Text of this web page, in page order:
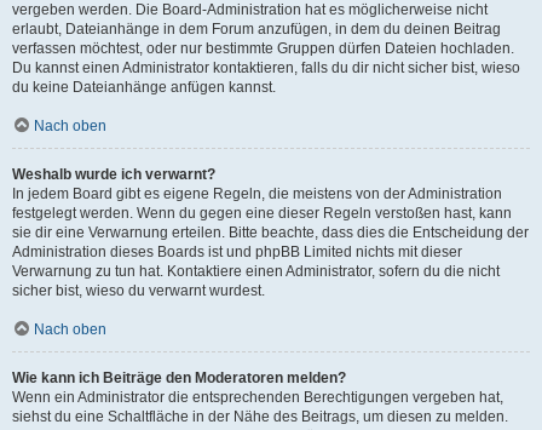
vergeben werden. Die Board-Administration hat es möglicherweise nicht
erlaubt, Dateianhänge in dem Forum anzufügen, in dem du deinen Beitrag
verfassen möchtest, oder nur bestimmte Gruppen dürfen Dateien hochladen.
Du kannst einen Administrator kontaktieren, falls du dir nicht sicher bist, wieso
du keine Dateianhänge anfügen kannst.
Nach oben
Weshalb wurde ich verwarnt?
In jedem Board gibt es eigene Regeln, die meistens von der Administration
festgelegt werden. Wenn du gegen eine dieser Regeln verstoßen hast, kann
sie dir eine Verwarnung erteilen. Bitte beachte, dass dies die Entscheidung der
Administration dieses Boards ist und phpBB Limited nichts mit dieser
Verwarnung zu tun hat. Kontaktiere einen Administrator, sofern du die nicht
sicher bist, wieso du verwarnt wurdest.
Nach oben
Wie kann ich Beiträge den Moderatoren melden?
Wenn ein Administrator die entsprechenden Berechtigungen vergeben hat,
siehst du eine Schaltfläche in der Nähe des Beitrags, um diesen zu melden.